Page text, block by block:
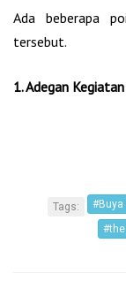
Ada beberapa
tersebut.
1. Adegan
Tags: #Buya
#the